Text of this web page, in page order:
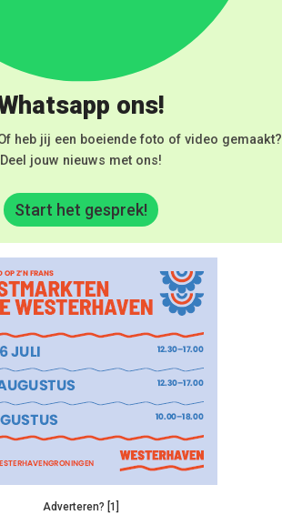
ons!
heb jij een boeiende foto of video gemaakt?
Deel jouw nieuws met ons!
Start het gesprek!
Adverteren? [1]